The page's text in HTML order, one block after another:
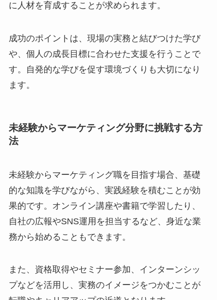
に人材を育成することが求められます。
成功のポイントは、現場の実務と結びつけた学び
や、個人の成長目標に合わせた支援を行うことで
す。自発的な学びを促す環境づくりも大切になり
ます。
未経験からマーケティング分野に挑戦する方
法
未経験からマーケティング職を目指す場合、基礎
的な知識を学びながら、実践経験を積むことが効
果的です。オンライン講座や書籍で学習したり、
自社の広報やSNS運用を担当するなど、身近な業
務から始めることもできます。
また、資格取得やセミナー参加、インターンシッ
プなどを活用し、実務のイメージをつかむことが